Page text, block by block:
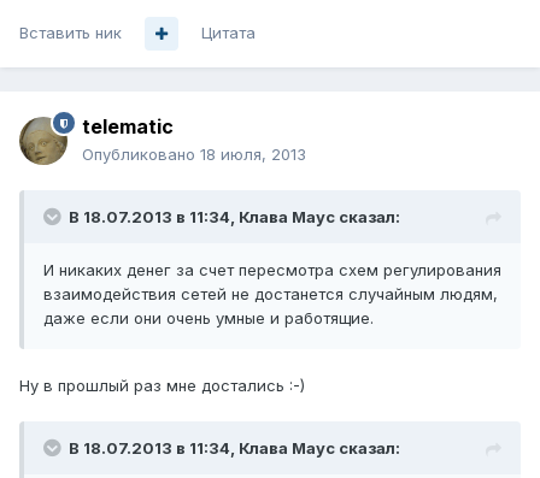
Вставить ник Цитата
telematic
Опубликовано 18 июля, 2013
В 18.07.2013 в 11:34, Клава Маус сказал:
И никаких денег за счет пересмотра схем регулирования
взаимодействия сетей не достанется случайным людям,
даже если они очень умные и работящие.
Ну в прошлый раз мне достались :-)
В 18.07.2013 в 11:34, Клава Маус сказал: